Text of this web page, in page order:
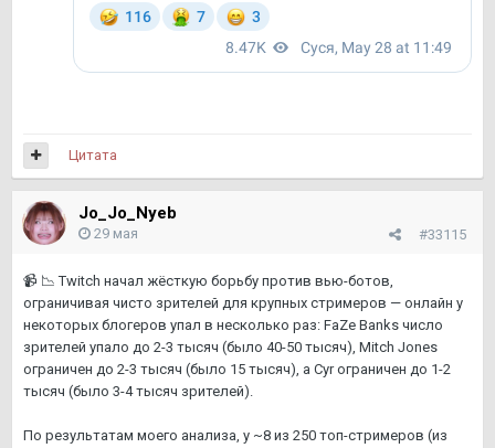
Цитата
Jo_Jo_Nyeb
#33115
29 мая
📹 📉 Twitch начал жёсткую борьбу против вью-ботов,
ограничивая чисто зрителей для крупных стримеров — онлайн у
некоторых блогеров упал в несколько раз: FaZe Banks число
зрителей упало до 2-3 тысяч (было 40-50 тысяч), Mitch Jones
ограничен до 2-3 тысяч (было 15 тысяч), а Cyr ограничен до 1-2
тысяч (было 3-4 тысяч зрителей).
По результатам моего анализа, у ~8 из 250 топ-стримеров (из